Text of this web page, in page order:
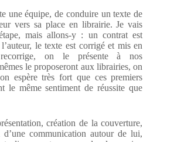
une équipe, de conduire un texte de
vers sa place en librairie. Je vais
mais allons-y : un contrat est
le texte est corrigé et mis en
on le présente à nos
le proposeront aux librairies, on
espère très fort que ces premiers
le même sentiment de réussite que
création de la couverture,
communication autour de lui,